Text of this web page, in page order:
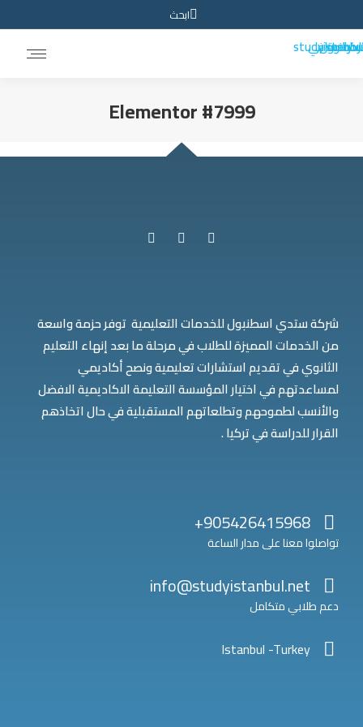
ابحث
Elementor #7999
You are here:
شركة ستدي اسطنبول للخدمات التعليمية توفر حزمة واسعة
من الخدمات المميزة للطلاب في مرحلة ما بعد إنهاء التعليم
الثانوي في تقديم استشارات تعليمية ونصح أكاديمي
لمساعدتهم في اختيار المؤسسة التعليمة الاكاديمية الافضل
والأنسب لطموحهم وتطلعاتهم المستقبلية في حال اتخاذهم
القرار للدراسة في تركيا .
905426415968+
تواصلوا معنا على مدار الساعة
info@studyistanbul.net
دعم طلابي متكامل
Istanbul -Turkey